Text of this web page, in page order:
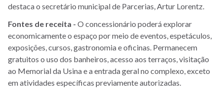
destaca o secretário municipal de Parcerias, Artur Lorentz.
Fontes de receita - O concessionário poderá explorar
economicamente o espaço por meio de eventos, espetáculos,
exposições, cursos, gastronomia e oficinas. Permanecem
gratuitos o uso dos banheiros, acesso aos terraços, visitação
ao Memorial da Usina e a entrada geral no complexo, exceto
em atividades específicas previamente autorizadas.